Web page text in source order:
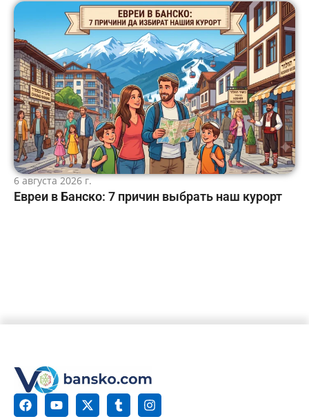
6 августа 2026 г.
Евреи в Банско: 7 причин выбрать наш курорт